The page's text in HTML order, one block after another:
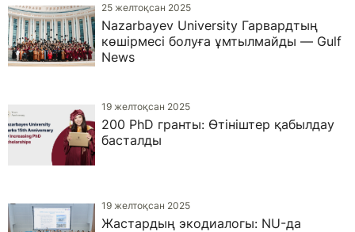
25 желтоқсан 2025
Nazarbayev University Гарвардтың
көшірмесі болуға ұмтылмайды — Gulf
News
19 желтоқсан 2025
200 PhD гранты: Өтініштер қабылдау
басталды
19 желтоқсан 2025
Жастардың экодиалогы: NU-да